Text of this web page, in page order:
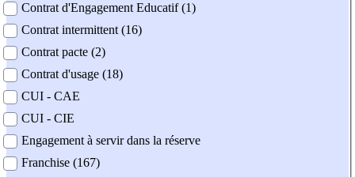
Contrat d'Engagement Educatif (1)
Contrat intermittent (16)
Contrat pacte (2)
Contrat d'usage (18)
CUI - CAE
CUI - CIE
Engagement à servir dans la réserve
Franchise (167)